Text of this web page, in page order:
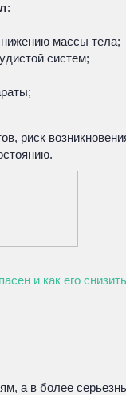
:
массы тела;
систем;
риск
и как его
а в более